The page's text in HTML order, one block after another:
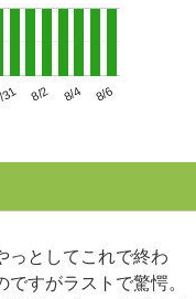
8/2 8/4 8/6
っとしてこれで終わ
すがラストで驚愕。